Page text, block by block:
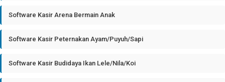
Software Kasir Arena Bermain Anak
Software Kasir Peternakan Ayam/Puyuh/Sapi
Software Kasir Budidaya Ikan Lele/Nila/Koi